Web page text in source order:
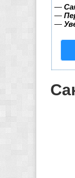
—
—
—